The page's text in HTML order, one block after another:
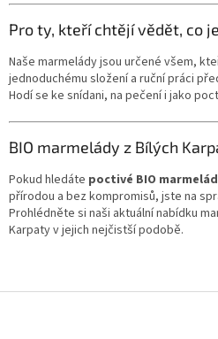
Pro ty, kteří chtějí vědět, co
Naše marmelády jsou určené všem,
jednoduchému složení a ruční práci
Hodí se ke snídani, na pečení i jako
BIO marmelády z Bílých
Pokud hledáte poctivé BIO
přírodou a bez kompromisů, jste na
Prohlédněte si naši aktuální nabídku
Karpaty v jejich nejčistší podobě.